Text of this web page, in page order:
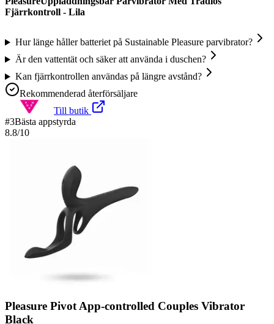
Fjärrkontroll - Lila
Hur länge håller batteriet på Sustainable Pleasure parvibrator?
Är den vattentät och säker att använda i duschen?
Kan fjärrkontrollen användas på längre avstånd?
Rekommenderad återförsäljare
Till butik
#3Bästa appstyrda
8.8/10
Pleasure Pivot App-controlled Couples Vibrator
Black